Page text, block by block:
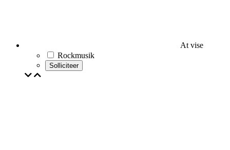
At vise
Rockmusik
Solliciteer